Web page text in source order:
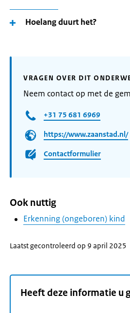
Hoelang duurt het?
VRAGEN OVER DIT
Neem contact op met de
+31 75 681 6969
https://www.zaanstad.nl/
Contactformulier
Ook nuttig
Erkenning (ongeboren) kind
Laatst gecontroleerd op 9 april 2025
Heeft deze informatie u